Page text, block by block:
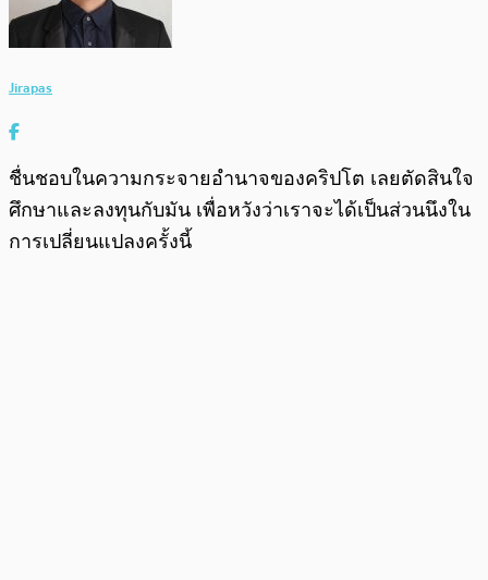
Jirapas
ชื่นชอบในความกระจายอำนาจของคริปโต เลยตัดสินใจ
ศึกษาและลงทุนกับมัน เพื่อหวังว่าเราจะได้เป็นส่วนนึงใน
การเปลี่ยนแปลงครั้งนี้